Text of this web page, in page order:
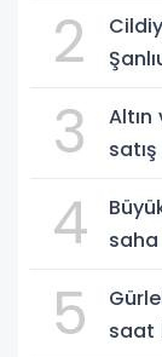
2
3
satış
4
5
saat